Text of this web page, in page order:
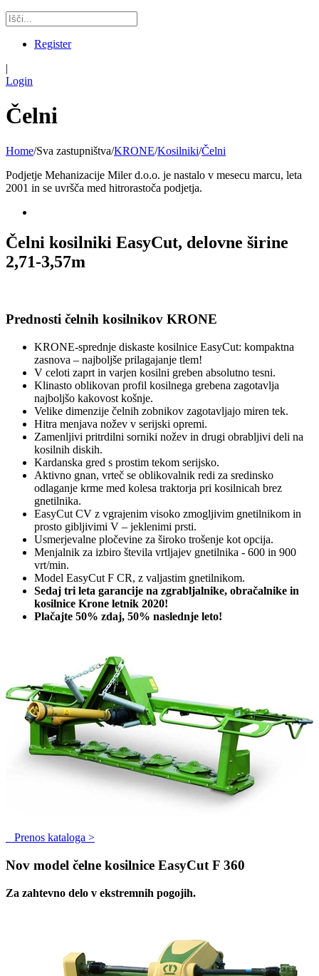
Register
|
Login
Čelni
Home/Sva zastupništva/KRONE/Kosilniki/Čelni
Podjetje Mehanizacije Miler d.o.o. je nastalo v mesecu marcu, leta
2001 in se uvršča med hitrorastoča podjetja.
Čelni kosilniki EasyCut, delovne širine
2,71-3,57m
Prednosti čelnih kosilnikov KRONE
KRONE-sprednje diskaste kosilnice EasyCut: kompaktna
zasnova – najboljše prilagajanje tlem!
V celoti zaprt in varjen kosilni greben absolutno tesni.
Klinasto oblikovan profil kosilnega grebena zagotavlja
najboljšo kakovost košnje.
Velike dimenzije čelnih zobnikov zagotavljajo miren tek.
Hitra menjava nožev v serijski opremi.
Zamenljivi pritrdilni sorniki nožev in drugi obrabljivi deli na
kosilnih diskih.
Kardanska gred s prostim tekom serijsko.
Aktivno gnan, vrteč se oblikovalnik redi za sredinsko
odlaganje krme med kolesa traktorja pri kosilnicah brez
gnetilnika.
EasyCut CV z vgrajenim visoko zmogljivim gnetilnikom in
prosto gibljivimi V – jeklenimi prsti.
Usmerjevalne pločevine za široko trošenje kot opcija.
Menjalnik za izbiro števila vrtljajev gnetilnika - 600 in 900
vrt/min.
Model EasyCut F CR, z valjastim gnetilnikom.
Sedaj tri leta garancije na zgrabljalnike, obračalnike in
kosilnice Krone letnik 2020!
Plačajte 50% zdaj, 50% naslednje leto!
Prenos kataloga >
Nov model čelne kosilnice EasyCut F 360
Za zahtevno delo v ekstremnih pogojih.